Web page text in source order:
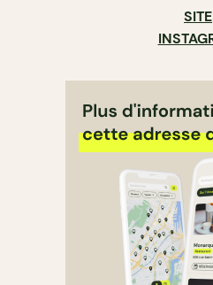
SITE